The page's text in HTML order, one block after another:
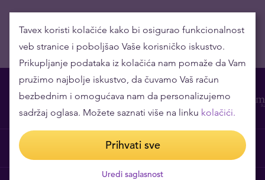
O nama
Tavex koristi kolačiće kako bi osigurao funkcionalnost
veb stranice i poboljšao Vaše korisničko iskustvo.
Prikupljanje podataka iz kolačića nam pomaže da Vam
pružimo najbolje iskustvo, da čuvamo Vaš račun
bezbednim i omogućava nam da personalizujemo
sadržaj oglasa. Možete saznati više na linku kolačići.
Prihvati sve
Uredi saglasnost